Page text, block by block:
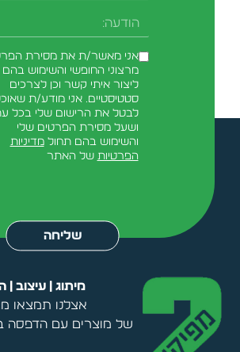
הודעה
אני מאשר/ת את מסירת
מרצוני החופשי והשימוש בהם
ליצור איתי קשר וכן לצרכים
סטטיסטיים. אני מודע/ת
לבטל את הרישום שלי בכל
ושעל מסירת הפרטים שלי
והשימוש בהם תחולמדיניות
הפרטיות של האתר
שליחה
מיתוג | עיצוב |
אצלנו תמצאו
של מוצרים עם הדפסה